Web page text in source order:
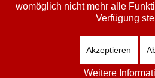
womöglich nicht mehr alle
Verfügung
Akzeptieren
Weitere